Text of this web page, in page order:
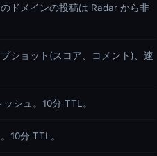
ドメインの投稿は Radar から非
ショット(スコア、コメント)、速
シュ。10分 TTL。
10分 TTL。